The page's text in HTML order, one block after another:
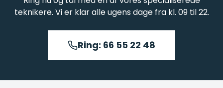
teknikere. Vi er klar alle ugens dage fra kl. 09 til 22.
Ring: 66 55 22 48